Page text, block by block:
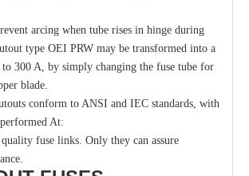
arcing when tube rises in hinge during
type OEI PRW may be transformed into a
300 A, by simply changing the fuse tube for
blade.
conform to ANSI and IEC standards, with
At:
fuse links. Only they can assure